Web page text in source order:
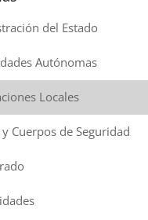
del Estado
Autónomas
Locales
y Cuerpos de Seguridad